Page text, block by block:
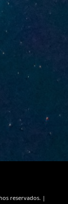
reservados. |